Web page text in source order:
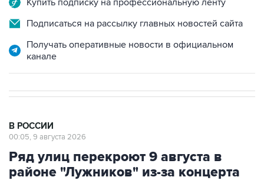
Купить подписку на профессиональную ленту
Подписаться на рассылку главных новостей сайта
Получать оперативные новости в официальном
канале
В РОССИИ
00:05, 9 августа 2026
Ряд улиц перекроют 9 августа в
районе "Лужников" из-за концерта